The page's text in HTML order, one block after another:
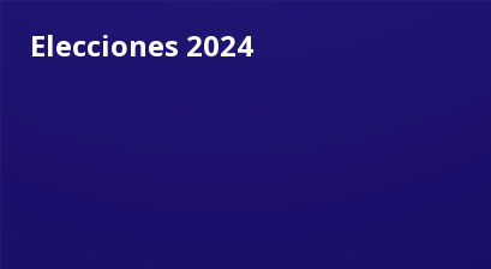
Elecciones 2024